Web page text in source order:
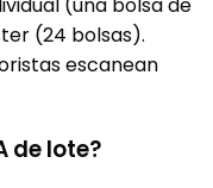
(una bolsa de
(24 bolsas).
escanean
de lote?